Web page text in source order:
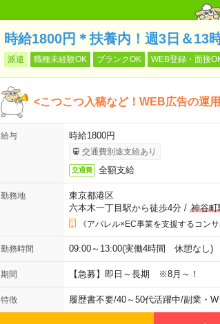
時給1800円＊扶養内！週3日＆13
派遣 職種未経験OK ブランクOK WEB登録・面接
<こつこつ入稿など！WEB広告の運
給与 時給1800円
交通費別途支給あり
交通費 全額支給
勤務地
東京都港区
六本木一丁目駅から徒歩4分/ 神谷町
《アパレル×EC事業を支援するコン
勤務時間 09:00～13:00(実働4時間 休憩なし)
期間 【急募】即日～長期 ※8月～！
特徴 履歴書不要/40～50代活躍中/副業・